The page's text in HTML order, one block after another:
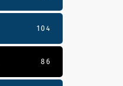
104
86